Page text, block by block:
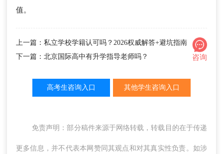
值。
上一篇：私立学校学籍认可吗？2026权威解答+避坑指南
下一篇：北京国际高中有升学指导老师吗？
咨询
高考生咨询入口 其他学生咨询入口
免责声明：部分稿件来源于网络转载，转载目的在于传递
更多信息，并不代表本网赞同其观点和对其真实性负责。如涉